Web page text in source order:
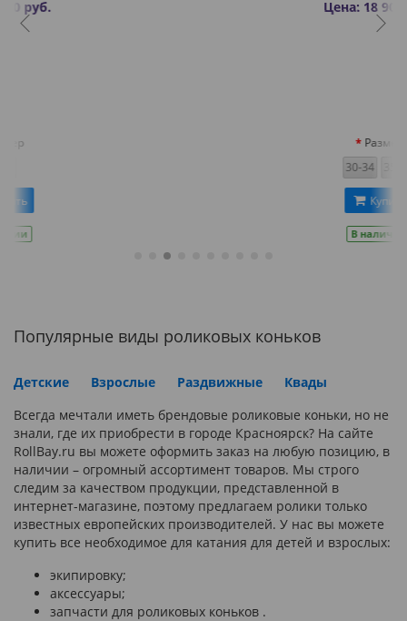
Популярные виды роликовых коньков
Детские Взрослые Раздвижные
Квады
Всегда мечтали иметь брендовые роликовые коньки, но не
знали, где их приобрести в городе Красноярск? На сайте
RollBay.ru вы можете оформить заказ на любую позицию, в
наличии – огромный ассортимент товаров. Мы строго
следим за качеством продукции, представленной в
интернет-магазине, поэтому предлагаем ролики только
известных европейских производителей. У нас вы можете
купить все необходимое для катания для детей и взрослых:
экипировку;
аксессуары;
запчасти для роликовых коньков .